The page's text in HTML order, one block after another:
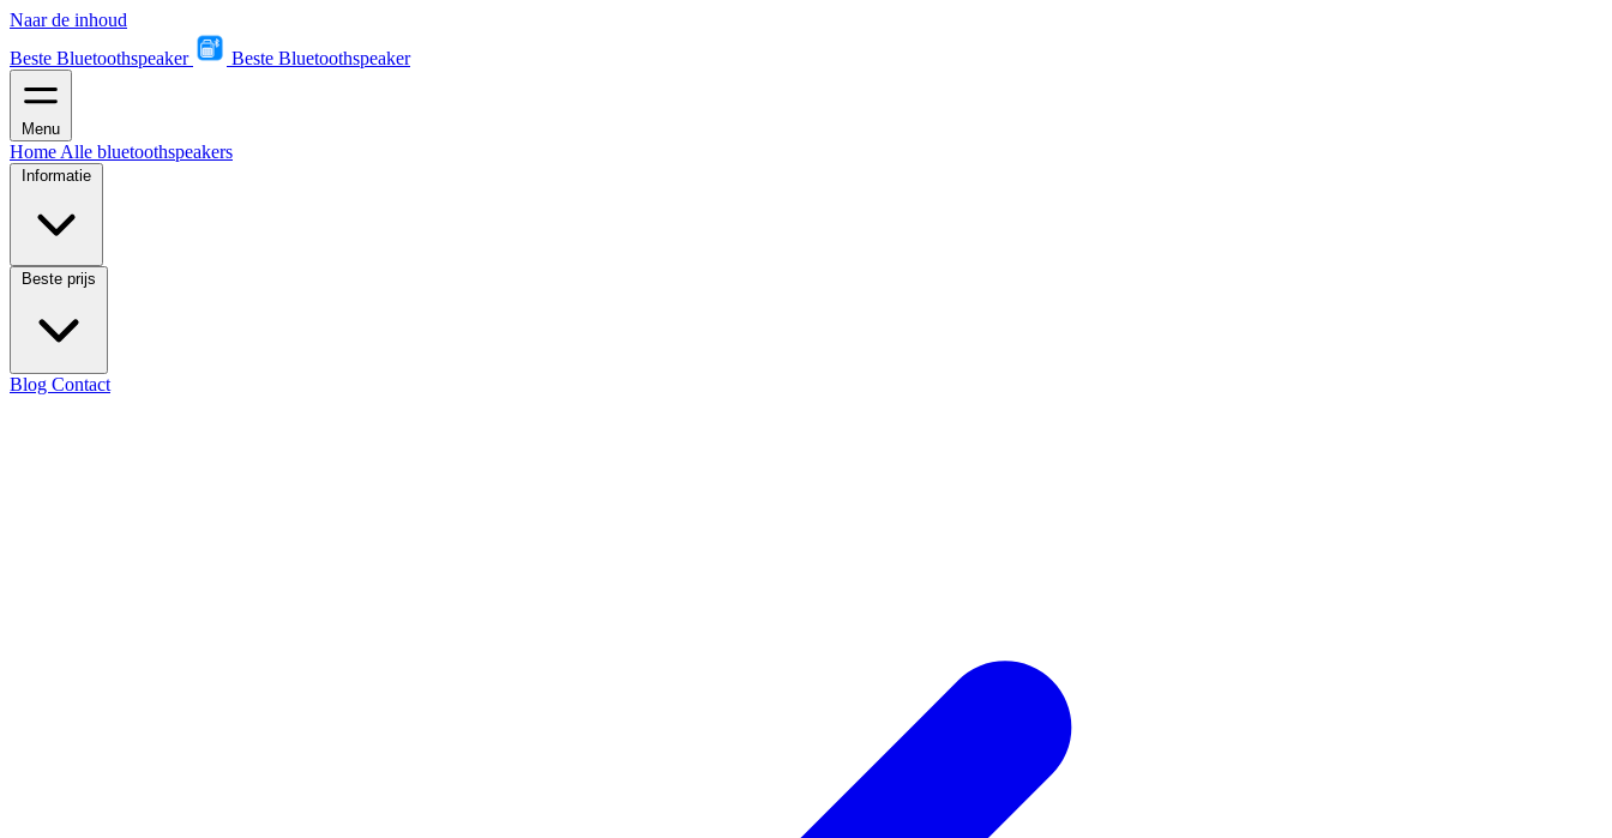
Naar de inhoud
Beste Bluetoothspeaker
Beste Bluetoothspeaker
Menu
Home Alle bluetoothspeakers
Informatie
Beste prijs
Blog Contact